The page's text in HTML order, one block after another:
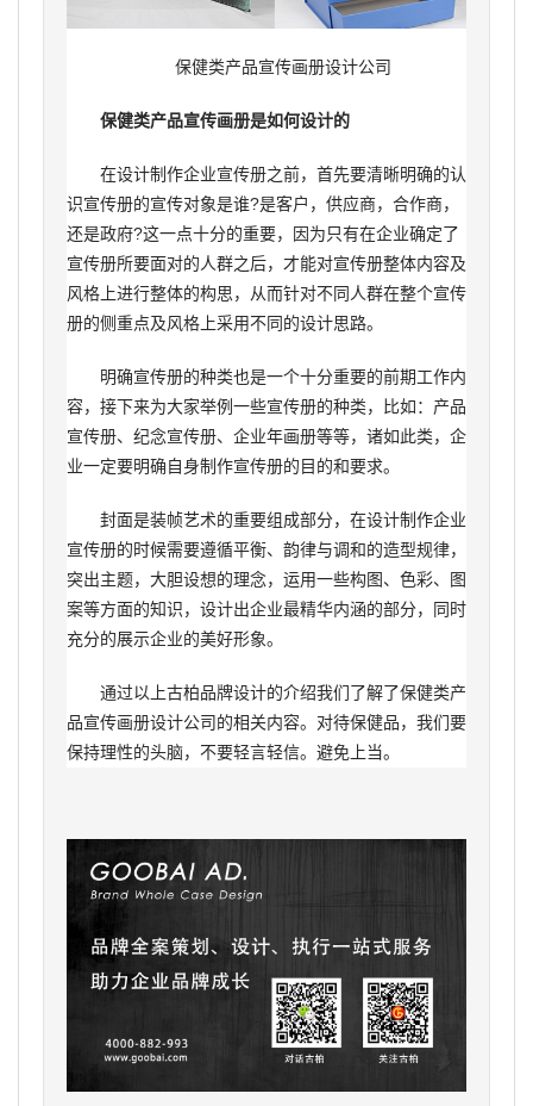
保健类产品宣传画册设计公司
保健类产品宣传画册是如何设计的
在设计制作企业宣传册之前，首先要清晰明确的认
识宣传册的宣传对象是谁?是客户，供应商，合作商，
还是政府?这一点十分的重要，因为只有在企业确定了
宣传册所要面对的人群之后，才能对宣传册整体内容及
风格上进行整体的构思，从而针对不同人群在整个宣传
册的侧重点及风格上采用不同的设计思路。
明确宣传册的种类也是一个十分重要的前期工作内
容，接下来为大家举例一些宣传册的种类，比如：产品
宣传册、纪念宣传册、企业年画册等等，诸如此类，企
业一定要明确自身制作宣传册的目的和要求。
封面是装帧艺术的重要组成部分，在设计制作企业
宣传册的时候需要遵循平衡、韵律与调和的造型规律，
突出主题，大胆设想的理念，运用一些构图、色彩、图
案等方面的知识，设计出企业最精华内涵的部分，同时
充分的展示企业的美好形象。
通过以上古柏品牌设计的介绍我们了解了保健类产
品宣传画册设计公司的相关内容。对待保健品，我们要
保持理性的头脑，不要轻言轻信。避免上当。